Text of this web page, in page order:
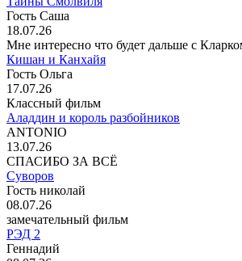
Гость Саша
18.07.26
Мне интересно что будет дальше с
Кишан и Канхайя
Гость Ольга
17.07.26
Классный фильм
Аладдин и король разбойников
ANTONIO
13.07.26
СПАСИБО ЗА ВСЁ
Суворов
Гость николай
08.07.26
замечательный фильм
РЭД 2
Геннадий